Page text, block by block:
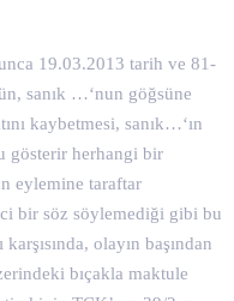
19.03.2013 tarih ve 81-
sanık …‘nun göğsüne
kaybetmesi, sanık…‘ın
gösterir herhangi bir
eylemine taraftar
bir söz söylemediği gibi bu
olayın başından
bıçakla maktule